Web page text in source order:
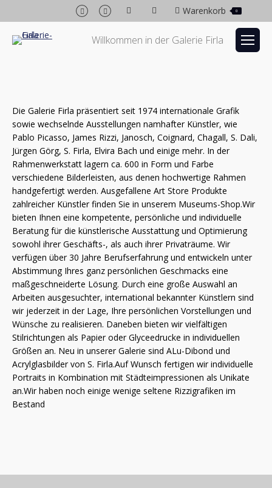
Facebook
page
opens
Instagram
page
opens
in
Warenkorb 0
Willkommen in der Galerie Firla
Die Galerie Firla präsentiert seit 1974 internationale Grafik
sowie wechselnde Ausstellungen namhafter Künstler, wie
Pablo Picasso, James Rizzi, Janosch, Coignard, Chagall, S. Dali,
Jürgen Görg, S. Firla, Elvira Bach und einige mehr. In der
Rahmenwerkstatt lagern ca. 600 in Form und Farbe
verschiedene Bilderleisten, aus denen hochwertige Rahmen
handgefertigt werden. Ausgefallene Art Store Produkte
zahlreicher Künstler finden Sie in unserem Museums-Shop.Wir
bieten Ihnen eine kompetente, persönliche und individuelle
Beratung für die künstlerische Ausstattung und Optimierung
sowohl ihrer Geschäfts-, als auch ihrer Privaträume. Wir
verfügen über 30 Jahre Berufserfahrung und entwickeln unter
Abstimmung Ihres ganz persönlichen Geschmacks eine
maßgeschneiderte Lösung. Durch eine große Auswahl an
Arbeiten ausgesuchter, international bekannter Künstlern sind
wir jederzeit in der Lage, Ihre persönlichen Vorstellungen und
Wünsche zu realisieren. Daneben bieten wir vielfältigen
Stilrichtungen als Papier oder Glyceedrucke in individuellen
Größen an. Neu in unserer Galerie sind ALu-Dibond und
Acrylglasbilder von S. Firla.Auf Wunsch fertigen wir individuelle
Portraits in Kombination mit Städteimpressionen als Unikate
an.Wir haben noch einige wenige seltene Rizzigrafiken im
Bestand